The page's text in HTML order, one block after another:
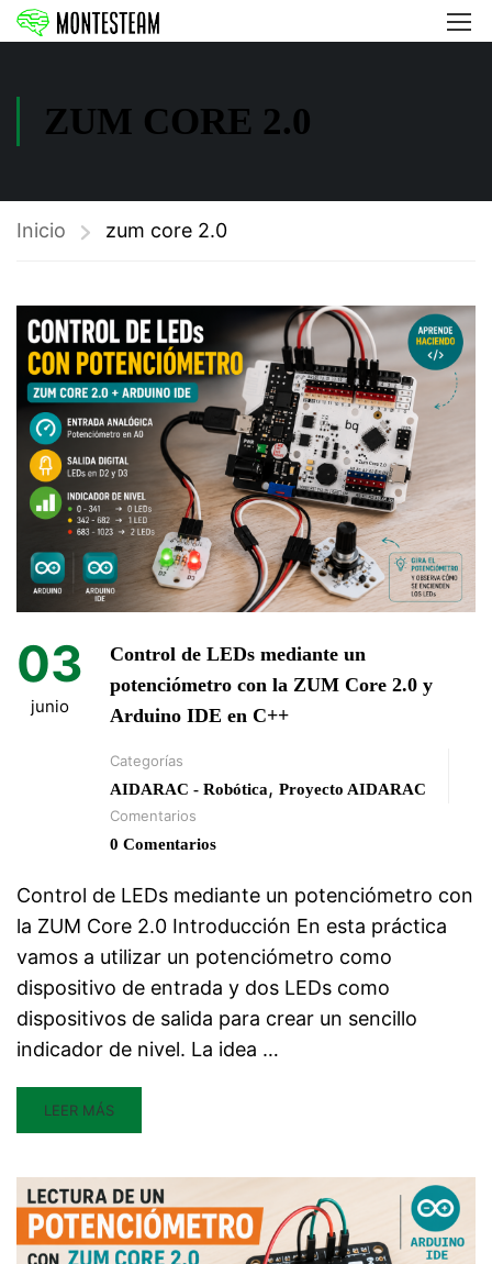
ZUM CORE 2.0
Inicio zum core 2.0
03
junio
Control de LEDs mediante un
potenciómetro con la ZUM Core 2.0 y
Arduino IDE en C++
Categorías
AIDARAC - Robótica, Proyecto AIDARAC
Comentarios
0 Comentarios
Control de LEDs mediante un potenciómetro con
la ZUM Core 2.0 Introducción En esta práctica
vamos a utilizar un potenciómetro como
dispositivo de entrada y dos LEDs como
dispositivos de salida para crear un sencillo
indicador de nivel. La idea …
LEER MÁS